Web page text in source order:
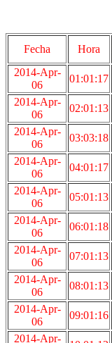
Fecha Hora
2014-Apr-
06
01:01:17
2014-Apr-
06
02:01:13
2014-Apr-
06
03:03:18
2014-Apr-
06
04:01:17
2014-Apr-
06
05:01:13
2014-Apr-
06
06:01:18
2014-Apr-
06
07:01:13
2014-Apr-
06
08:01:13
2014-Apr-
06
09:01:16
2014-Apr-